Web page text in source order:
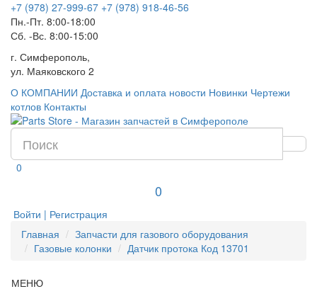
+7 (978) 27-999-67 +7 (978) 918-46-56
Пн.-Пт. 8:00-18:00
Сб. -Вс. 8:00-15:00
г. Симферополь,
ул. Маяковского 2
О КОМПАНИИ Доставка и оплата новости Новинки Чертежи
котлов Контакты
0
0
Войти | Регистрация
Главная
Запчасти для газового оборудования
Газовые колонки
Датчик протока Код 13701
МЕНЮ